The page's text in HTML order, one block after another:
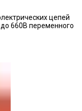
цепей
660В переменного